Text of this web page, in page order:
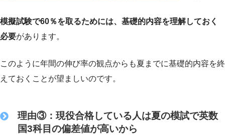
模擬試験で60％を取るためには、基礎的内容を理解しておく
必要があります。
このように年間の伸び率の観点からも夏までに基礎的内容を終
えておくことが望ましいのです。
理由③：現役合格している人は夏の模試で英数
国3科目の偏差値が高いから